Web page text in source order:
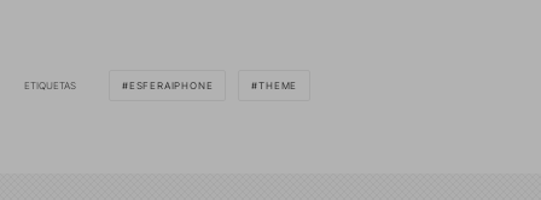
ETIQUETAS ESFERAIPHONE THEME